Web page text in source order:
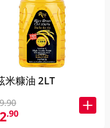
米糠油 2LT
.90